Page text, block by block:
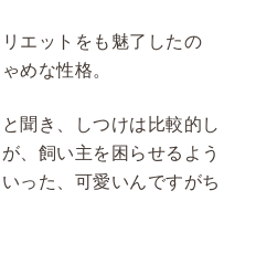
エットをも魅了したの
めな性格。
聞き、しつけは比較的し
、飼い主を困らせるよう
った、可愛いんですがち